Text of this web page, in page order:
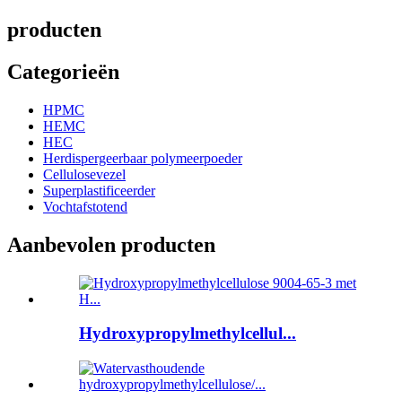
producten
Categorieën
HPMC
HEMC
HEC
Herdispergeerbaar polymeerpoeder
Cellulosevezel
Superplastificeerder
Vochtafstotend
Aanbevolen producten
Hydroxypropylmethylcellul...